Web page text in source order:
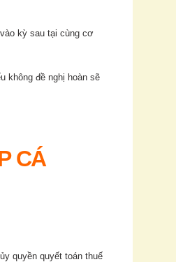
kỳ sau tại cùng cơ
không đề nghị hoàn sẽ
CÁ
quyền quyết toán thuế